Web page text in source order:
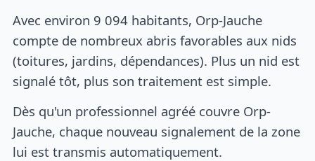
Avec environ 9 094 habitants, Orp-Jauche
compte de nombreux abris favorables aux nids
(toitures, jardins, dépendances). Plus un nid est
signalé tôt, plus son traitement est simple.
Dès qu'un professionnel agréé couvre Orp-
Jauche, chaque nouveau signalement de la zone
lui est transmis automatiquement.